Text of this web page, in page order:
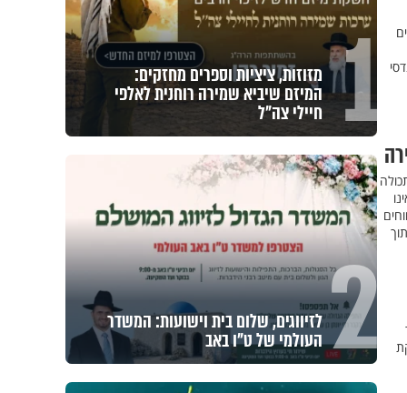
1 מזוזות, ציציות וספרים מחזקים:
המיזם שיביא שמירה רוחנית לאלפי
חיילי צה"ל
2 לזיווגים, שלום בית וישועות: המשדר
העולמי של ט"ו באב